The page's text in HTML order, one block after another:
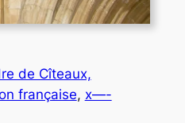
de Cîteaux,
française, x—-